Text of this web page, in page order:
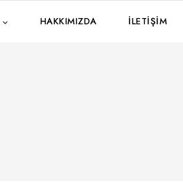
HAKKIMIZDA İLETIŞIM